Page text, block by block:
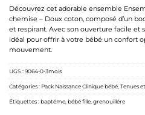
Découvrez cet adorable ensemble
chemise – Doux coton, composé d’un
et respirant. Avec son ouverture facile et
idéal pour offrir à votre bébé un confort
mouvement.
UGS :9064-0-3mois
Catégories : Pack Naissance Clinique bébé,Tenues
Étiquettes :baptéme,bébé fille,grenouillére